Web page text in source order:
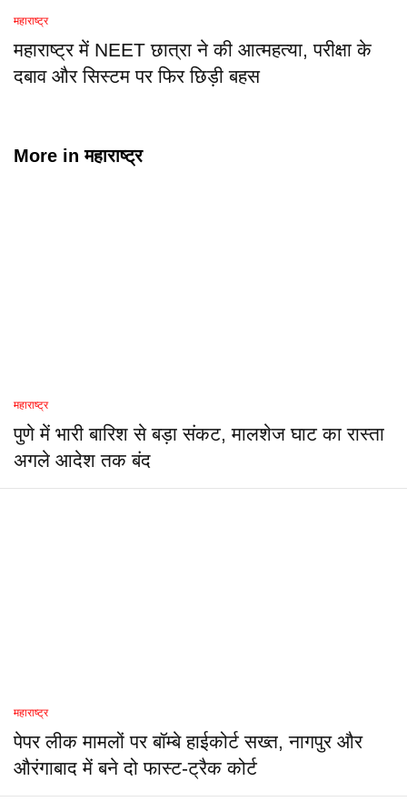
महाराष्ट्र
महाराष्ट्र में NEET छात्रा ने की आत्महत्या, परीक्षा के
दबाव और सिस्टम पर फिर छिड़ी बहस
More inमहाराष्ट्र
महाराष्ट्र
पुणे में भारी बारिश से बड़ा संकट, मालशेज घाट का रास्ता
अगले आदेश तक बंद
महाराष्ट्र
पेपर लीक मामलों पर बॉम्बे हाईकोर्ट सख्त, नागपुर और
औरंगाबाद में बने दो फास्ट-ट्रैक कोर्ट